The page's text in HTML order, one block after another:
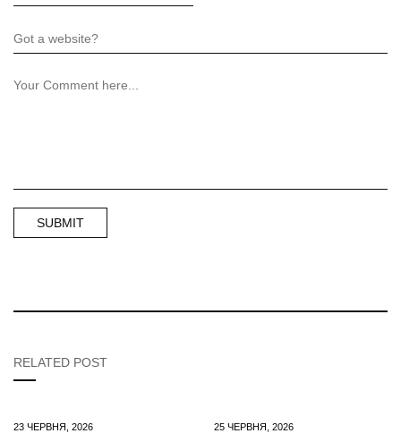
RELATED POST
23 ЧЕРВНЯ, 2026 25 ЧЕРВНЯ, 2026